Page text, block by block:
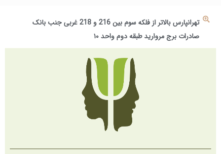
تهرانپارس بالاتر از فلکه سوم بین 216 و 218 غربی جنب بانک
صادرات برج مروارید طبقه دوم واحد ۱۰